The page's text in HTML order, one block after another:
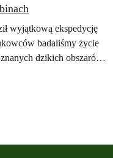
wyjątkową ekspedycję
badaliśmy życie
dzikich obszarów